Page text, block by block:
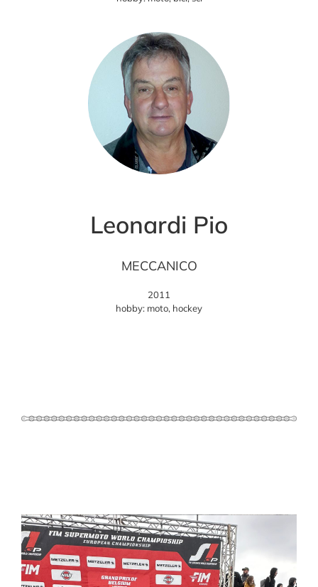
Leonardi Pio
MECCANICO
2011
hobby: moto, hockey